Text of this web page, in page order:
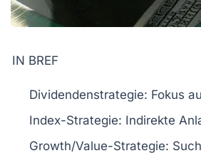
IN BREF
Dividendenstrategie: Fokus
Index-Strategie: Indirekte
Growth/Value-Strategie: